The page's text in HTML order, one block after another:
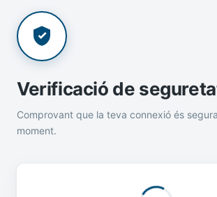
Verificació de
Comprovant que la teva connexió és
moment.